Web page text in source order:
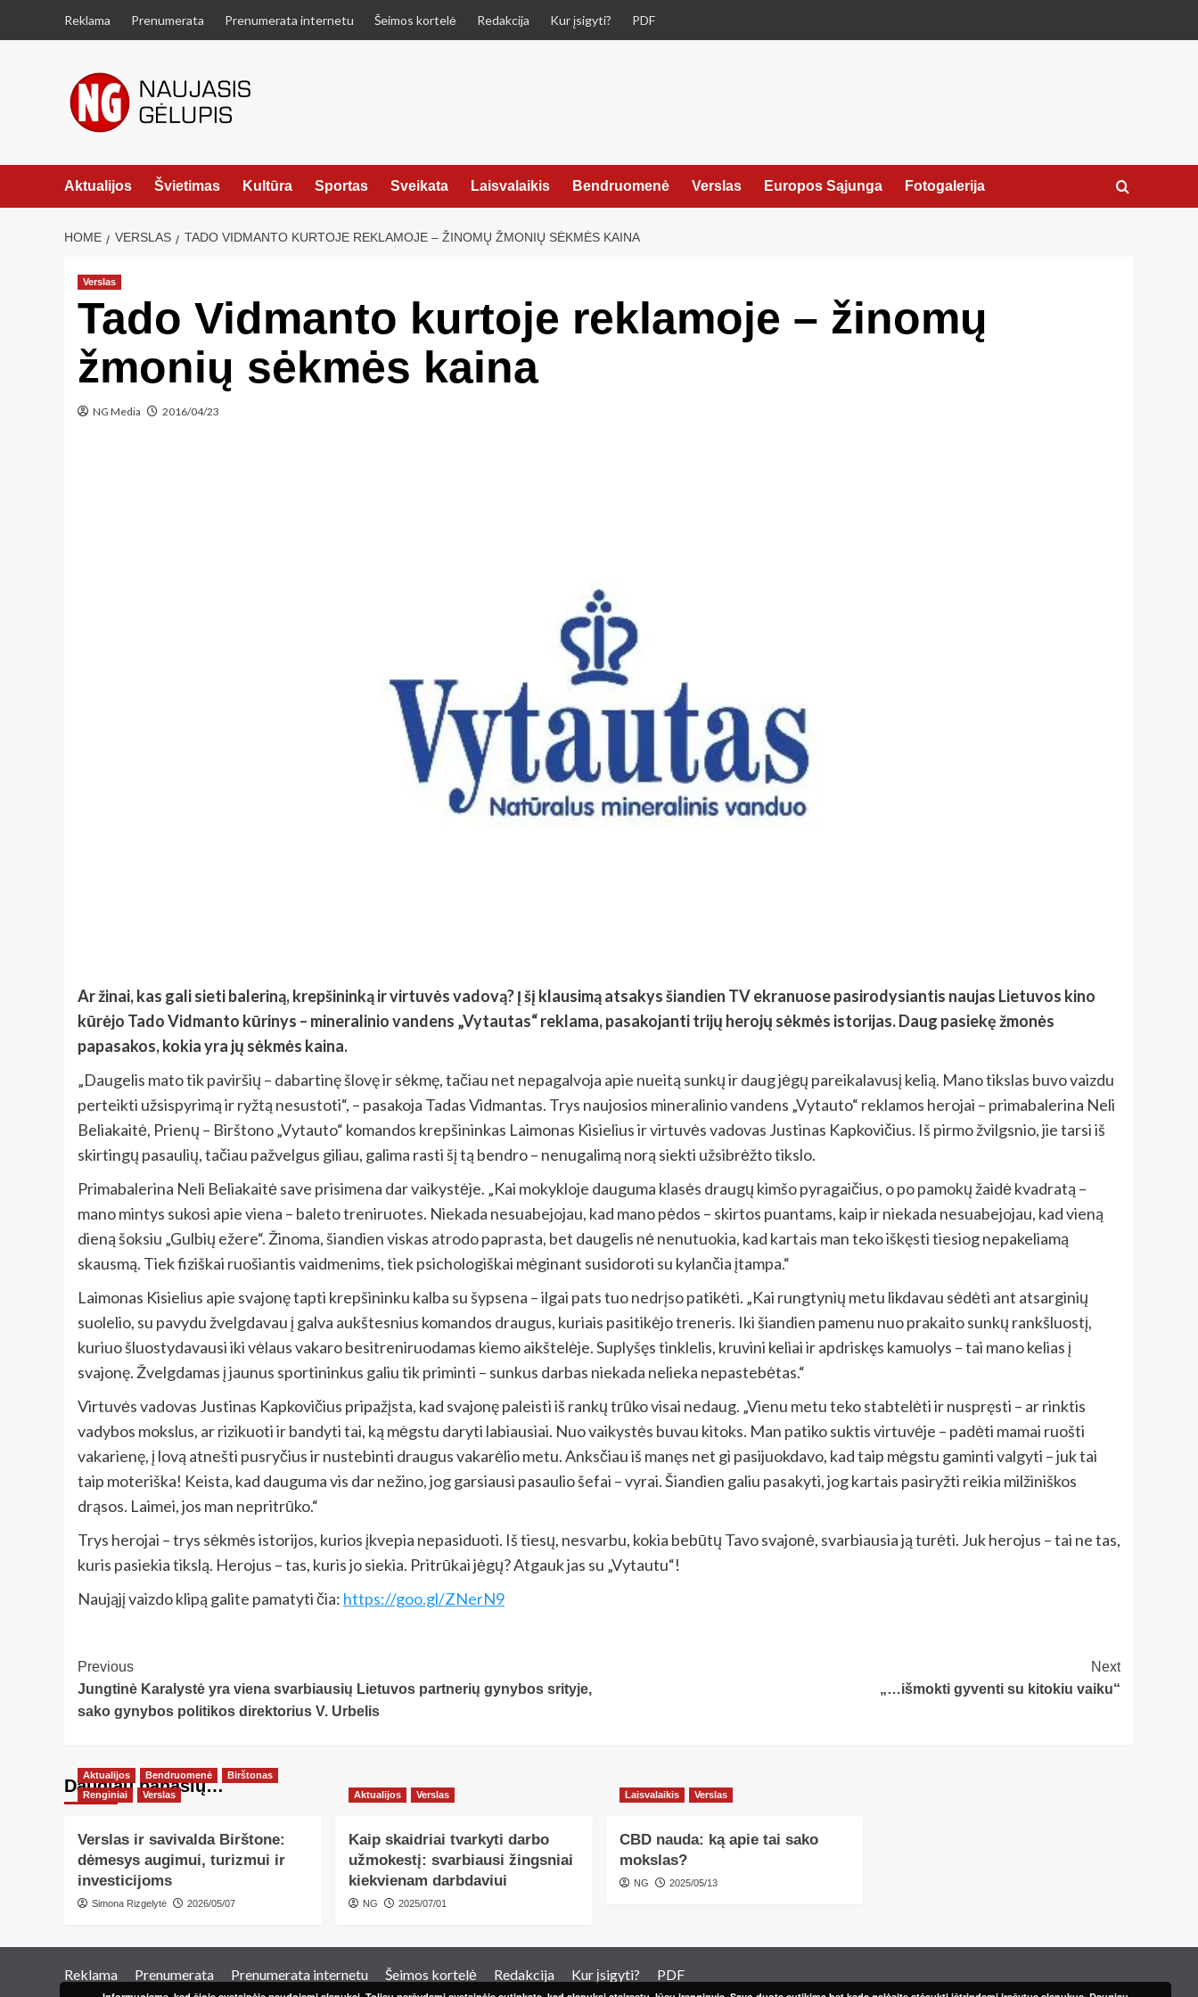
Reklama Prenumerata Prenumerata internetu Šeimos kortelė Redakcija Kur įsigyti? PDF
Aktualijos Švietimas Kultūra Sportas Sveikata Laisvalaikis Bendruomenė Verslas Europos Sąjunga Fotogalerija
HOME VERSLAS TADO VIDMANTO KURTOJE REKLAMOJE – ŽINOMŲ ŽMONIŲ SĖKMĖS KAINA
Verslas
Tado Vidmanto kurtoje reklamoje – žinomų
žmonių sėkmės kaina
NG Media 2016/04/23
Ar žinai, kas gali sieti baleriną, krepšininką ir virtuvės vadovą? Į šį klausimą atsakys šiandien TV ekranuose pasirodysiantis naujas Lietuvos kino
kūrėjo Tado Vidmanto kūrinys – mineralinio vandens „Vytautas“ reklama, pasakojanti trijų herojų sėkmės istorijas. Daug pasiekę žmonės
papasakos, kokia yra jų sėkmės kaina.
„Daugelis mato tik paviršių – dabartinę šlovę ir sėkmę, tačiau net nepagalvoja apie nueitą sunkų ir daug jėgų pareikalavusį kelią. Mano tikslas buvo vaizdu
perteikti užsispyrimą ir ryžtą nesustoti“, – pasakoja Tadas Vidmantas. Trys naujosios mineralinio vandens „Vytauto“ reklamos herojai – primabalerina Neli
Beliakaitė, Prienų – Birštono „Vytauto“ komandos krepšininkas Laimonas Kisielius ir virtuvės vadovas Justinas Kapkovičius. Iš pirmo žvilgsnio, jie tarsi iš
skirtingų pasaulių, tačiau pažvelgus giliau, galima rasti šį tą bendro – nenugalimą norą siekti užsibrėžto tikslo.
Primabalerina Neli Beliakaitė save prisimena dar vaikystėje. „Kai mokykloje dauguma klasės draugų kimšo pyragaičius, o po pamokų žaidė kvadratą –
mano mintys sukosi apie viena – baleto treniruotes. Niekada nesuabejojau, kad mano pėdos – skirtos puantams, kaip ir niekada nesuabejojau, kad vieną
dieną šoksiu „Gulbių ežere“. Žinoma, šiandien viskas atrodo paprasta, bet daugelis nė nenutuokia, kad kartais man teko iškęsti tiesiog nepakeliamą
skausmą. Tiek fiziškai ruošiantis vaidmenims, tiek psichologiškai mėginant susidoroti su kylančia įtampa.“
Laimonas Kisielius apie svajonę tapti krepšininku kalba su šypsena – ilgai pats tuo nedrįso patikėti. „Kai rungtynių metu likdavau sėdėti ant atsarginių
suolelio, su pavydu žvelgdavau į galva aukštesnius komandos draugus, kuriais pasitikėjo treneris. Iki šiandien pamenu nuo prakaito sunkų rankšluostį,
kuriuo šluostydavausi iki vėlaus vakaro besitreniruodamas kiemo aikštelėje. Suplyšęs tinklelis, kruvini keliai ir apdriskęs kamuolys – tai mano kelias į
svajonę. Žvelgdamas į jaunus sportininkus galiu tik priminti – sunkus darbas niekada nelieka nepastebėtas.“
Virtuvės vadovas Justinas Kapkovičius pripažįsta, kad svajonę paleisti iš rankų trūko visai nedaug. „Vienu metu teko stabtelėti ir nuspręsti – ar rinktis
vadybos mokslus, ar rizikuoti ir bandyti tai, ką mėgstu daryti labiausiai. Nuo vaikystės buvau kitoks. Man patiko suktis virtuvėje – padėti mamai ruošti
vakarienę, į lovą atnešti pusryčius ir nustebinti draugus vakarėlio metu. Anksčiau iš manęs net gi pasijuokdavo, kad taip mėgstu gaminti valgyti – juk tai
taip moteriška! Keista, kad dauguma vis dar nežino, jog garsiausi pasaulio šefai – vyrai. Šiandien galiu pasakyti, jog kartais pasiryžti reikia milžiniškos
drąsos. Laimei, jos man nepritrūko.“
Trys herojai – trys sėkmės istorijos, kurios įkvepia nepasiduoti. Iš tiesų, nesvarbu, kokia bebūtų Tavo svajonė, svarbiausia ją turėti. Juk herojus – tai ne tas,
kuris pasiekia tikslą. Herojus – tas, kuris jo siekia. Pritrūkai jėgų? Atgauk jas su „Vytautu“!
Naująjį vaizdo klipą galite pamatyti čia: https://goo.gl/ZNerN9
Post
Navigation
Previous
Jungtinė Karalystė yra viena svarbiausių Lietuvos partnerių gynybos srityje,
sako gynybos politikos direktorius V. Urbelis
Next
„…išmokti gyventi su kitokiu vaiku“
Daugiau panašių…
Aktualijos Bendruomenė
Birštonas
Renginiai
Verslas
Verslas ir savivalda Birštone:
dėmesys augimui, turizmui ir
investicijoms
Simona Rizgelytė 2026/05/07
Aktualijos Verslas
Kaip skaidriai tvarkyti darbo
užmokestį: svarbiausi žingsniai
kiekvienam darbdaviui
NG 2025/07/01
Laisvalaikis Verslas
CBD nauda: ką apie tai sako
mokslas?
NG 2025/05/13
Reklama Prenumerata Prenumerata internetu Šeimos kortelė Redakcija Kur įsigyti? PDF